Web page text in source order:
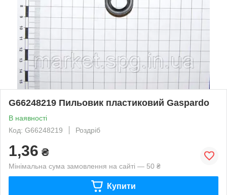
G66248219 Пильовик пластиковий Gaspardo
В наявності
Код: G66248219
Роздріб
1,36 ₴
Мінімальна сума замовлення на сайті — 50 ₴
Купити